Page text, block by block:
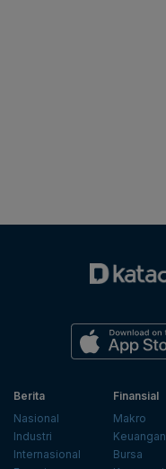
Berita
Nasional
Industri
Internasional
Finansial
Makro
Keuangan
Bursa